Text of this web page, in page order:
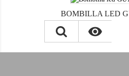
BOMBILLA LED
